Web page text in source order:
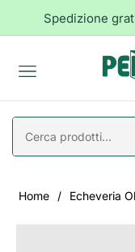
Spedizione
Navigation
Home / Echeveria